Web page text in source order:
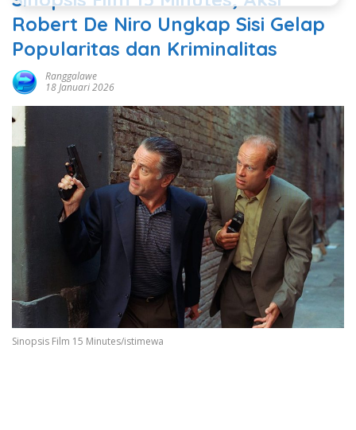
Robert De Niro Ungkap Sisi Gelap
Popularitas dan Kriminalitas
Ranggalawe
18 Januari 2026
Sinopsis Film 15 Minutes/istimewa